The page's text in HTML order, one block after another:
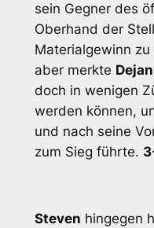
sein Gegner des
Oberhand der
Materialgewinn
aber merkte
doch in wenigen
werden können,
und nach seine
zum Sieg führte.
Steven hingegen